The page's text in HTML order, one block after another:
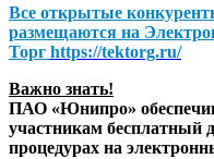
Все открытые
размещаются на
Торг https://tektorg.ru/
Важно знать!
ПАО «Юнипро»
участникам бесплатный
процедурах на